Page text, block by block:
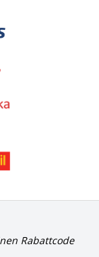
Rabattcode